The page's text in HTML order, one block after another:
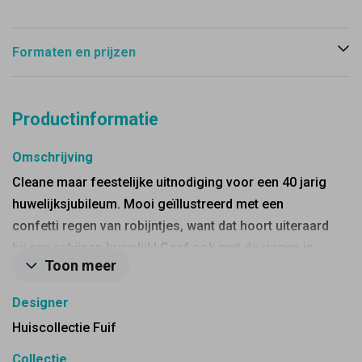
Formaten en prijzen
Productinformatie
Omschrijving
Cleane maar feestelijke uitnodiging voor een 40 jarig
huwelijksjubileum. Mooi geïllustreerd met een
confetti regen van robijntjes, want dat hoort uiteraard
bij een robijnen huwelijk! Gaaf ook met de ringen in
robijn rood. Maak het helemaal af met een rode
Toon meer
Designer
Huiscollectie Fuif